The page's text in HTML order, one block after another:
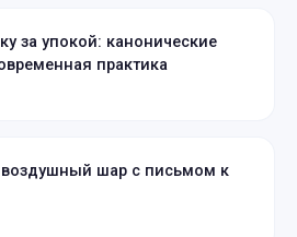
за упокой: канонические
практика
шар с письмом к